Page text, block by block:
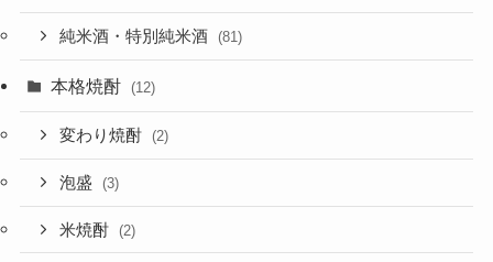
純米酒・特別純米酒 (81)
本格焼酎 (12)
変わり焼酎 (2)
泡盛 (3)
米焼酎 (2)